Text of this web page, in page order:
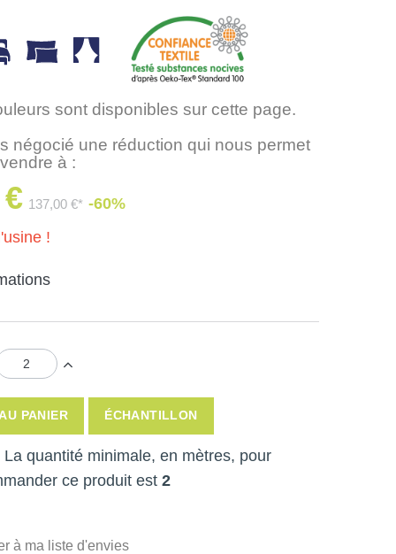
sont disponibles sur cette page.
négocié une réduction qui nous permet
à :
137,00 €* -60%
!
PANIER ÉCHANTILLON
La quantité minimale, en mètres, pour
ce produit est 2
à ma liste d'envies